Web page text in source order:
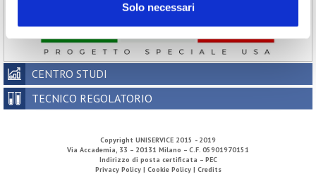
Solo necessari
CENTRO STUDI
TECNICO REGOLATORIO
Copyright UNISERVICE 2015 - 2019
Via Accademia, 33 – 20131 Milano – C.F. 05901970151
Indirizzo di posta certificata – PEC
Privacy Policy | Cookie Policy | Credits